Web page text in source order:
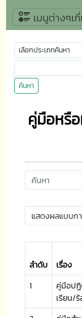
เมนูต่างๆเ
ค้นหา
คู่มือหรื
ลำดับ เรื่อง
1
คู่มือปฏิ
เรียน/